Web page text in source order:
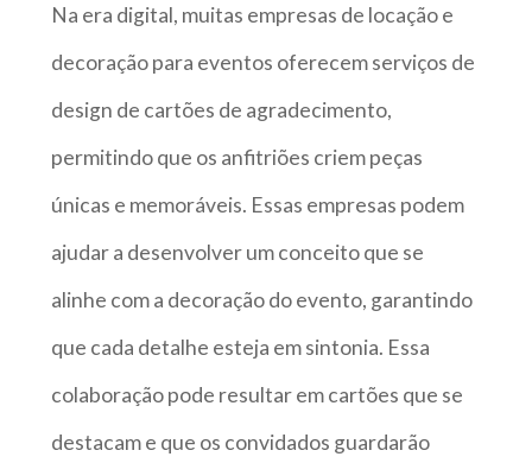
Na era digital, muitas empresas de locação e
decoração para eventos oferecem serviços de
design de cartões de agradecimento,
permitindo que os anfitriões criem peças
únicas e memoráveis. Essas empresas podem
ajudar a desenvolver um conceito que se
alinhe com a decoração do evento, garantindo
que cada detalhe esteja em sintonia. Essa
colaboração pode resultar em cartões que se
destacam e que os convidados guardarão